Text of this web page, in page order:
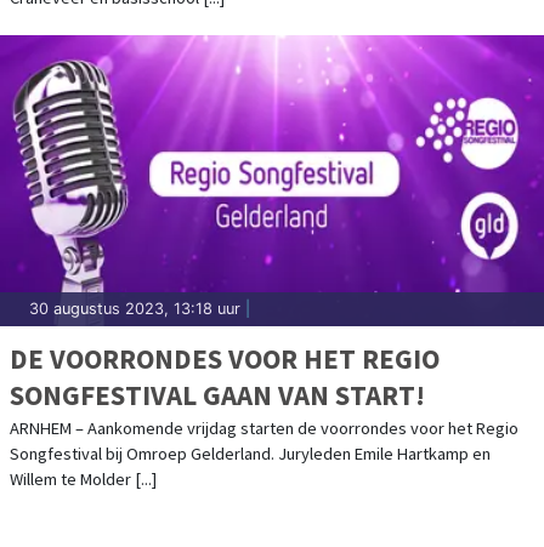
30 augustus 2023, 13:18 uur
DE VOORRONDES VOOR HET REGIO
SONGFESTIVAL GAAN VAN START!
ARNHEM – Aankomende vrijdag starten de voorrondes voor het Regio
Songfestival bij Omroep Gelderland. Juryleden Emile Hartkamp en
Willem te Molder [...]